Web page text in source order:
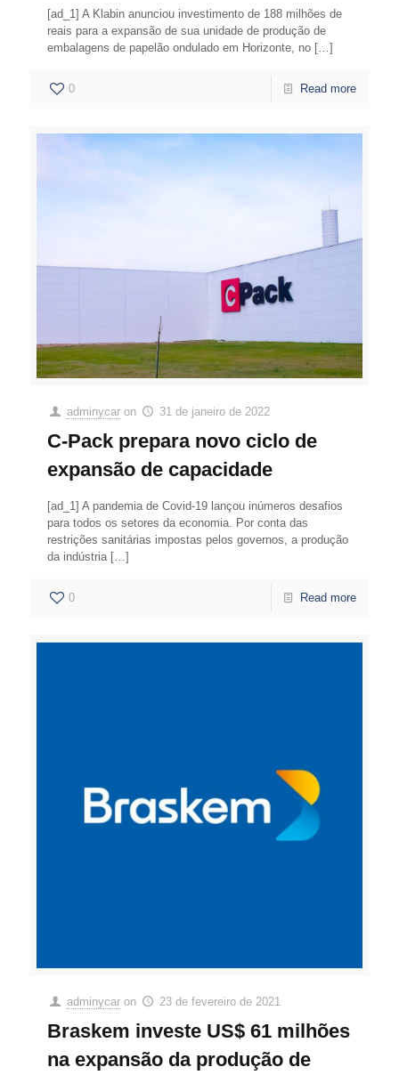
[ad_1] A Klabin anunciou investimento de 188 milhões de
reais para a expansão de sua unidade de produção de
embalagens de papelão ondulado em Horizonte, no […]
0 Read more
adminycar on 31 de janeiro de 2022
C-Pack prepara novo ciclo de
expansão de capacidade
[ad_1] A pandemia de Covid-19 lançou inúmeros desafios
para todos os setores da economia. Por conta das
restrições sanitárias impostas pelos governos, a produção
da indústria[…]
0 Read more
adminycar on 23 de fevereiro de 2021
Braskem investe US$ 61 milhões
na expansão da produção de